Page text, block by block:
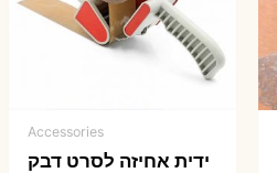
Accessories
ידית אחיזה לסרט דבק